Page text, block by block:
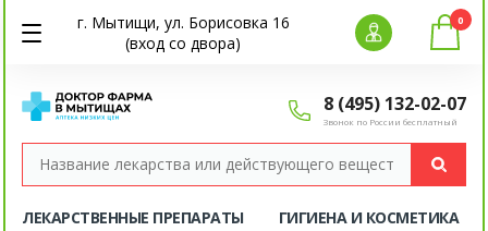
г. Мытищи, ул. Борисовка 16
(вход со двора)
8 (495) 132-02-07
Звонок по России бесплатный
0
ЛЕКАРСТВЕННЫЕ ПРЕПАРАТЫ ГИГИЕНА И КОСМЕТИКА